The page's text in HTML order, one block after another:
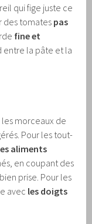
qui fige juste ce
des tomates pas
fine et
entre la pâte et la
morceaux de
Pour les tout-
aliments
en coupant des
prise. Pour les
avec les doigts